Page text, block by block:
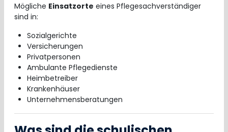
Mögliche Einsatzorte eines Pflegesachverständiger
sind in:
Sozialgerichte
Versicherungen
Privatpersonen
Ambulante Pflegedienste
Heimbetreiber
Krankenhäuser
Unternehmensberatungen